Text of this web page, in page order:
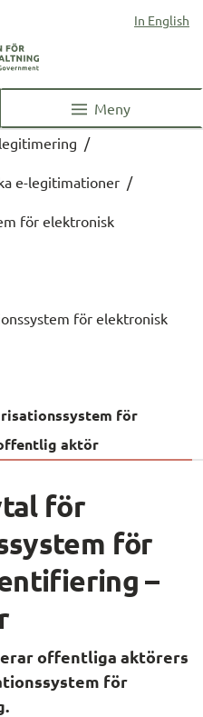
In English
Meny
/
e-legitimationer /
för elektronisk
för elektronisk
för
aktör
för
för
–
offentliga aktörers
för